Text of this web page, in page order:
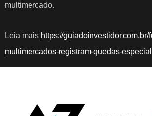
multimercado.
Leia mais https://guiadoinvestidor.com.br/
multimercados-registram-quedas-